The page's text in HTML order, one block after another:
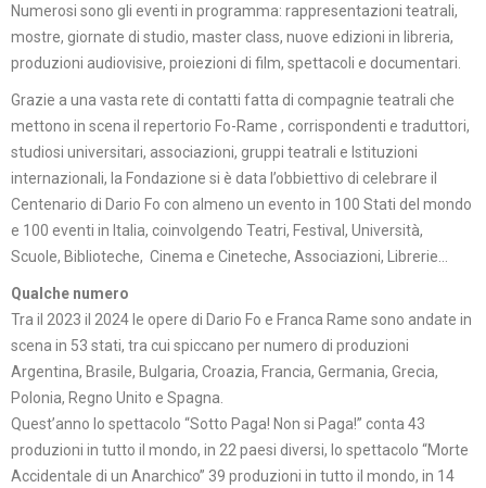
Numerosi sono gli eventi in programma: rappresentazioni teatrali,
mostre, giornate di studio, master class, nuove edizioni in libreria,
produzioni audiovisive, proiezioni di film, spettacoli e documentari.
Grazie a una vasta rete di contatti fatta di compagnie teatrali che
mettono in scena il repertorio Fo-Rame , corrispondenti e traduttori,
studiosi universitari, associazioni, gruppi teatrali e Istituzioni
internazionali, la Fondazione si è data l’obbiettivo di celebrare il
Centenario di Dario Fo con almeno un evento in 100 Stati del mondo
e 100 eventi in Italia, coinvolgendo Teatri, Festival, Università,
Scuole, Biblioteche, Cinema e Cineteche, Associazioni, Librerie…
Qualche numero
Tra il 2023 il 2024 le opere di Dario Fo e Franca Rame sono andate in
scena in 53 stati, tra cui spiccano per numero di produzioni
Argentina, Brasile, Bulgaria, Croazia, Francia, Germania, Grecia,
Polonia, Regno Unito e Spagna.
Quest’anno lo spettacolo “Sotto Paga! Non si Paga!” conta 43
produzioni in tutto il mondo, in 22 paesi diversi, lo spettacolo “Morte
Accidentale di un Anarchico” 39 produzioni in tutto il mondo, in 14